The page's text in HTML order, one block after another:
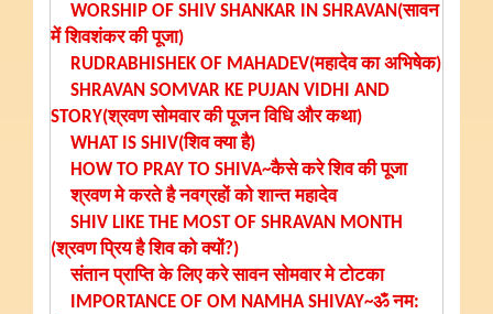
WORSHIP OF SHIV SHANKAR IN SHRAVAN(सावन
में शिवशंकर की पूजा)
RUDRABHISHEK OF MAHADEV(महादेव का अभिषेक)
SHRAVAN SOMVAR KE PUJAN VIDHI AND
STORY(श्रवण सोमवार की पूजन विधि और कथा)
WHAT IS SHIV(शिव क्या है)
HOW TO PRAY TO SHIVA~कैसे करे शिव की पूजा
श्रवण मे करते है नवग्रहों को शान्त महादेव
SHIV LIKE THE MOST OF SHRAVAN MONTH
(श्रवण प्रिय है शिव को क्यों?)
संतान प्राप्ति के लिए करे सावन सोमवार मे टोटका
IMPORTANCE OF OM NAMHA SHIVAY~ॐ नम: